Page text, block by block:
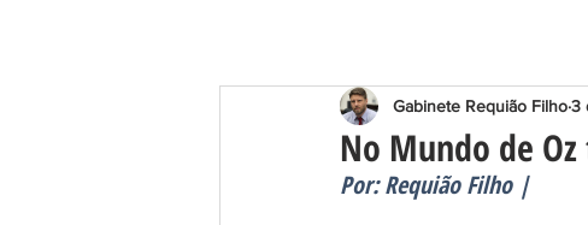
No Mundo de
Gabinete Requião Filho3
Por: Requião Filho |